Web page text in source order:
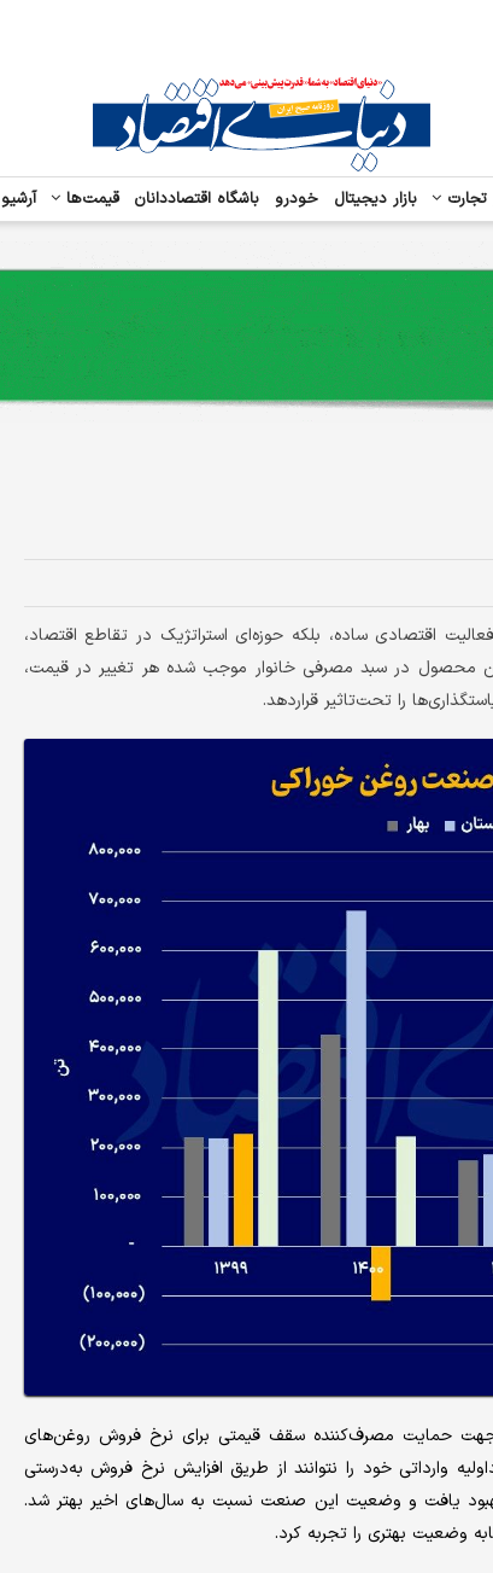
بازار دیجیتال خودرو باشگاه اقتصاددانان قیمت‌ها آرشیو
اقتصادی ساده، بلکه حوزه‌ای استراتژیک در تقاطع اقتصاد،
محصول در سبد مصرفی خانوار موجب شده هر تغییر در قیمت،
را تحت‌تاثیر قراردهد.
حمایت مصرف‌کننده سقف قیمتی برای نرخ فروش روغن‌های
وارداتی خود را نتوانند از طریق افزایش نرخ فروش به‌درستی
یافت و وضعیت این صنعت نسبت به سال‌های اخیر بهتر شد.
وضعیت بهتری را تجربه کرد.